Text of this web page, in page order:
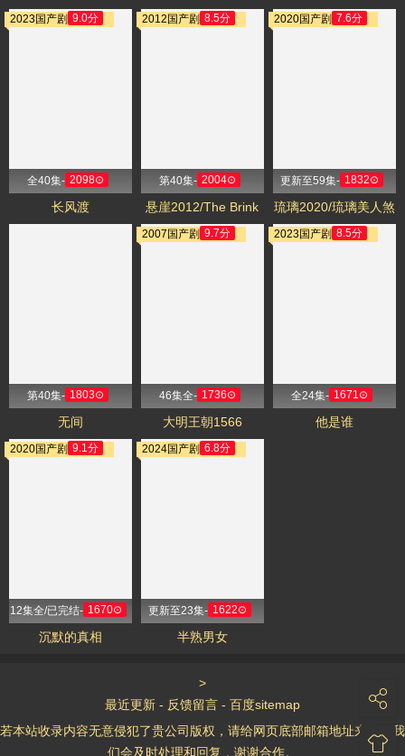
2023国产剧 9.0分
全40集- 2098⊙
长风渡
2012国产剧 8.5分
第40集- 2004⊙
悬崖2012/The Brink
2020国产剧 7.6分
更新至59集- 1832⊙
琉璃2020/琉璃美人煞
第40集- 1803⊙
无间
2007国产剧 9.7分
46集全- 1736⊙
大明王朝1566
2023国产剧 8.5分
全24集- 1671⊙
他是谁
2020国产剧 9.1分
12集全/已完结- 1670⊙
沉默的真相
2024国产剧 6.8分
更新至23集- 1622⊙
半熟男女
>
最近更新 - 反馈留言 - 百度sitemap
若本站收录内容无意侵犯了贵公司版权，请给网页底部邮箱地址来信，我
们会及时处理和回复，谢谢合作。